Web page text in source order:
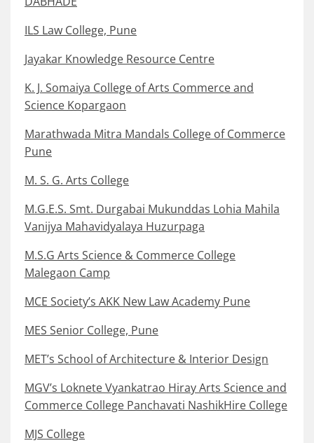
ILS Law College, Pune
Jayakar Knowledge Resource Centre
K. J. Somaiya College of Arts Commerce and
Science Kopargaon
Marathwada Mitra Mandals College of Commerce
Pune
M. S. G. Arts College
M.G.E.S. Smt. Durgabai Mukunddas Lohia Mahila
Vanijya Mahavidyalaya Huzurpaga
M.S.G Arts Science & Commerce College
Malegaon Camp
MCE Society’s AKK New Law Academy Pune
MES Senior College, Pune
MET’s School of Architecture & Interior Design
MGV’s Loknete Vyankatrao Hiray Arts Science and
Commerce College Panchavati NashikHire College
MJS College